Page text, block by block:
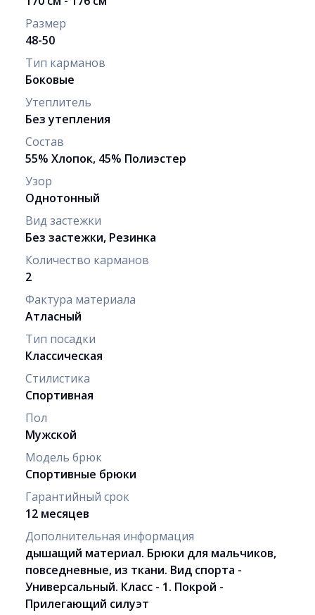
Размер
48-50
Тип карманов
Боковые
Утеплитель
Без утепления
Состав
55% Хлопок, 45% Полиэстер
Узор
Однотонный
Вид застежки
Без застежки, Резинка
Количество карманов
2
Фактура материала
Атласный
Тип посадки
Классическая
Стилистика
Спортивная
Пол
Мужской
Модель брюк
Спортивные брюки
Гарантийный срок
12 месяцев
Дополнительная информация
дышащий материал. Брюки для мальчиков,
повседневные, из ткани. Вид спорта -
Универсальный. Класс - 1. Покрой -
Прилегающий силуэт